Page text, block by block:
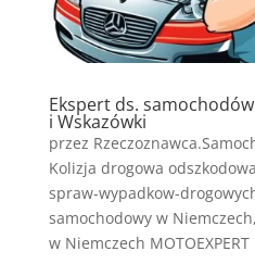
Ekspert ds.
i Wskazówki
przez
Kolizja drogowa
spraw-wypadkow-
samochodowy w Niemczech,
w Niemczech